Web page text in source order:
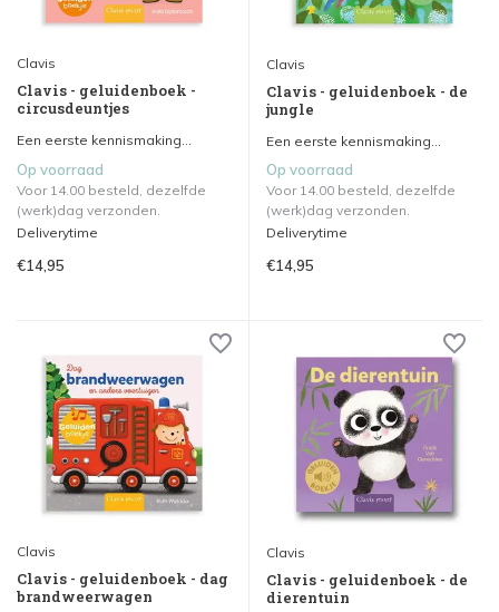
Clavis
Clavis - geluidenboek -
circusdeuntjes
Een eerste kennismaking...
Op voorraad
Voor 14.00 besteld, dezelfde
(werk)dag verzonden.
Deliverytime
€14,95
Clavis
Clavis - geluidenboek - de
jungle
Een eerste kennismaking...
Op voorraad
Voor 14.00 besteld, dezelfde
(werk)dag verzonden.
Deliverytime
€14,95
Clavis
Clavis - geluidenboek - dag
brandweerwagen
Clavis
Clavis - geluidenboek - de
dierentuin